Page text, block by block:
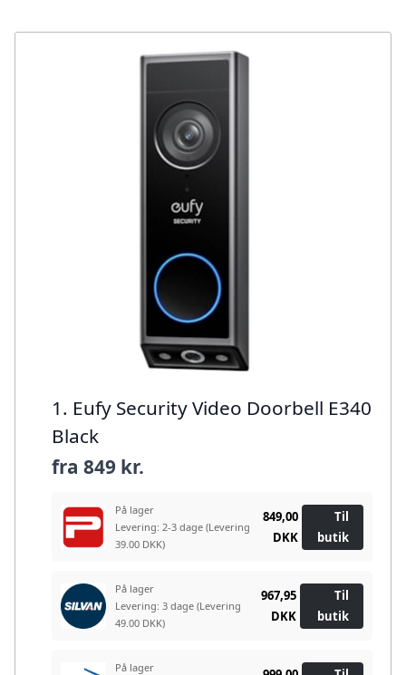
1. Eufy Security Video Doorbell E340
Black
fra 849 kr.
På lager
Levering: 2-3 dage (Levering
39.00 DKK)
849,00
DKK
Til
butik
På lager
Levering: 3 dage (Levering
49.00 DKK)
967,95
DKK
Til
butik
På lager